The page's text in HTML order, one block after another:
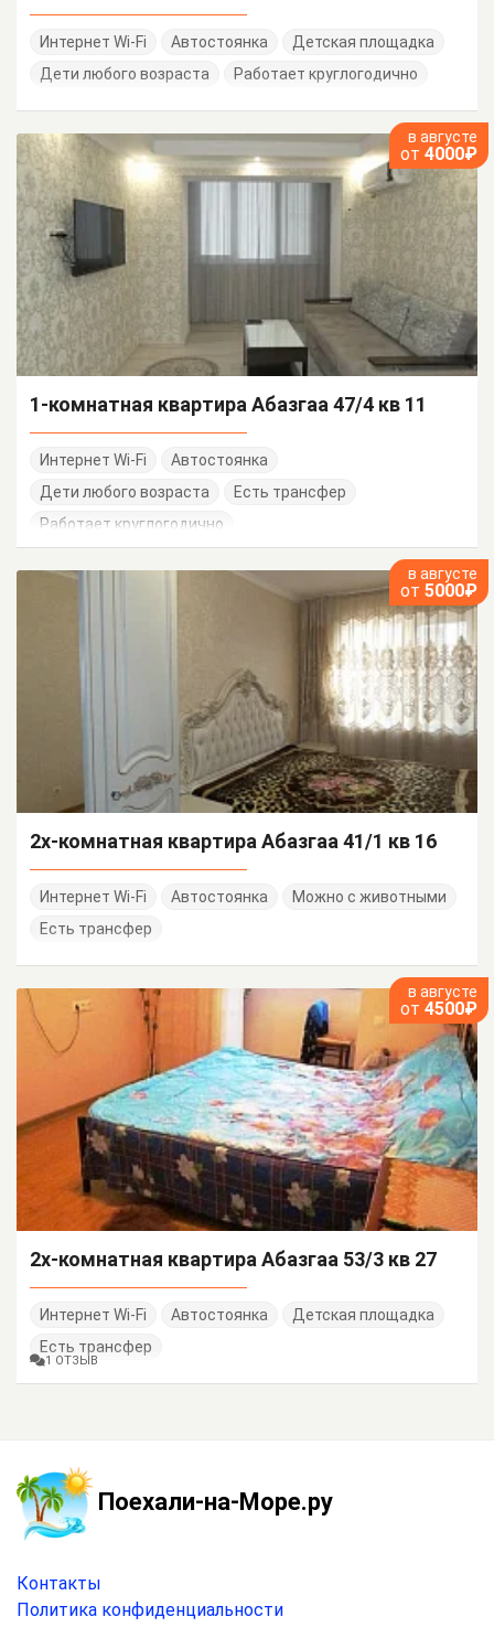
Интернет Wi-Fi Автостоянка
Детская площадка
Дети любого возраста
Работает круглогодично
в августе
от 4000₽
1-комнатная квартира Абазгаа 47/4 кв 11
Интернет Wi-Fi
Автостоянка
Дети любого возраста
Есть трансфер
Работает круглогодично
в августе
от 5000₽
2х-комнатная квартира Абазгаа 41/1 кв 16
Интернет Wi-Fi Автостоянка
Можно с животными
Есть трансфер
в августе
от 4500₽
2х-комнатная квартира Абазгаа 53/3 кв 27
Интернет Wi-Fi Автостоянка
Детская площадка
Есть трансфер
1 ОТЗЫВ
Поехали-на-Море.ру
Контакты
Политика конфиденциальности